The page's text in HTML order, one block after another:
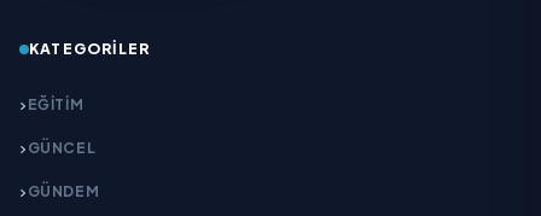
KATEGORILER
EĞITIM
GÜNCEL
GÜNDEM